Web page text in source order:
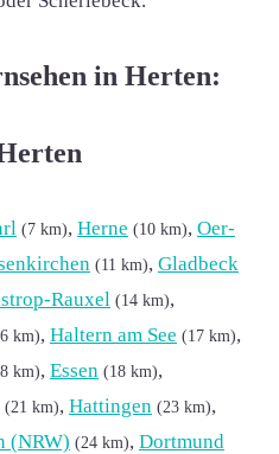
in Herten:
(7 km), Herne (10 km), Oer-
(11 km), Gladbeck
Rauxel (14 km),
km), Haltern am See (17 km),
km), Essen (18 km),
(21 km), Hattingen (23 km),
(NRW) (24 km), Dortmund